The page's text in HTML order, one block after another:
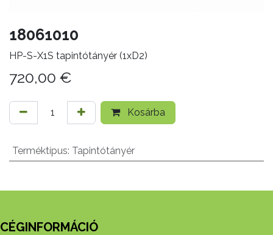
18061010
HP-S-X1S tapintótányér (1xD2)
720,00 €
Kosárba
Terméktípus: Tapintótányér
CÉGINFORMÁCIÓ